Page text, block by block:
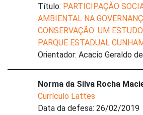
Título: PARTICIPAÇÃO
AMBIENTAL NA
CONSERVAÇÃO: UM
PARQUE ESTADUAL
Orientador: Acacio Geraldo
Norma da Silva Rocha
Currículo Lattes
Data da defesa: 26/02/2019